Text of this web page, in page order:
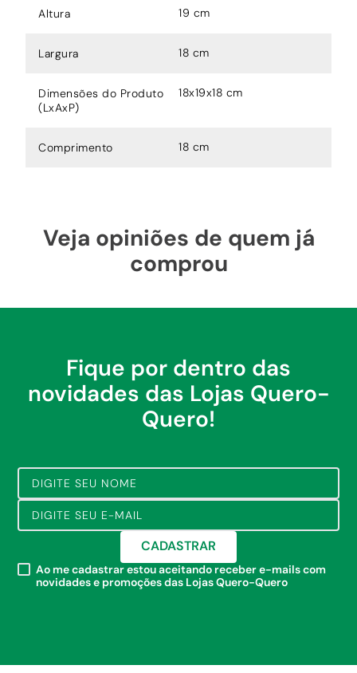
Altura 19 cm
Largura 18 cm
Dimensões do Produto
(LxAxP)
18x19x18 cm
Comprimento 18 cm
Veja opiniões de quem já
comprou
Fique por dentro das
novidades das Lojas Quero-
Quero!
CADASTRAR
Ao me cadastrar estou aceitando receber e-mails com
novidades e promoções das Lojas Quero-Quero